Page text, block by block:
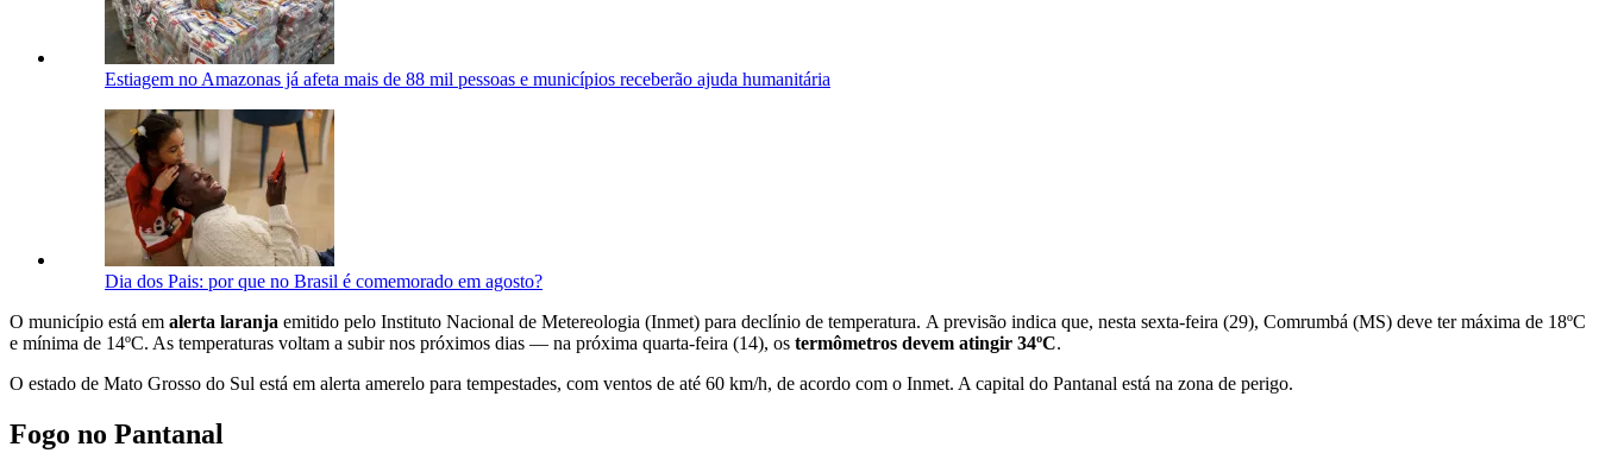
Estiagem no Amazonas já afeta mais de 88 mil pessoas e municípios receberão ajuda humanitária
Dia dos Pais: por que no Brasil é comemorado em agosto?
O município está em alerta laranja emitido pelo Instituto Nacional de Metereologia (Inmet) para declínio de temperatura. A previsão indica que, nesta sexta-feira (29), Comrumbá (MS) deve ter máxima de 18ºC
e mínima de 14ºC. As temperaturas voltam a subir nos próximos dias — na próxima quarta-feira (14), os termômetros devem atingir 34ºC.
O estado de Mato Grosso do Sul está em alerta amerelo para tempestades, com ventos de até 60 km/h, de acordo com o Inmet. A capital do Pantanal está na zona de perigo.
Fogo no Pantanal